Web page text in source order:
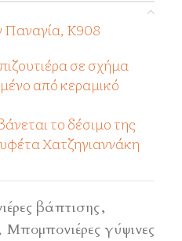
Παναγία, Κ908
σε σχήμα
από κεραμικό
το δέσιμο της
Χατζηγιαννάκη
βάπτισης,
Μπομπονιέρες γύψινες